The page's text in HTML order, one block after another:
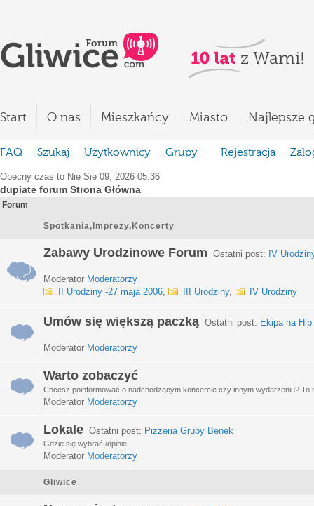
Start O nas Mieszkańcy Miasto Najlepsze
FAQ Szukaj Użytkownicy Grupy Rejestracja
Obecny czas to Nie Sie 09, 2026 05:36
dupiate forum Strona Główna
Forum
Spotkania,Imprezy,Koncerty
Zabawy Urodzinowe Forum Ostatni post: IV
Moderator Moderatorzy
II Urodziny -27 maja 2006, III Urodziny, IV Urodziny
Umów się większą paczką Ostatni post: Ekipa na
Moderator Moderatorzy
Warto zobaczyć
Chcesz poinformować o nadchodzącym koncercie czy innym wydarzeniu? To
Moderator Moderatorzy
Lokale Ostatni post: Pizzeria Gruby Benek
Gdzie się wybrać /opinie
Moderator Moderatorzy
Gliwice